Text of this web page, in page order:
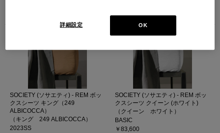
SOCIETY (ソサエティ) - REM ボッ
クスシーツ キング（249
ALBICOCCA）
（キング 249 ALBICOCCA）
2023SS
SOCIETY (ソサエティ) - REM ボッ
クスシーツ クイーン (ホワイト)
（クイーン ホワイト）
BASIC
￥83,600
OK
詳細設定